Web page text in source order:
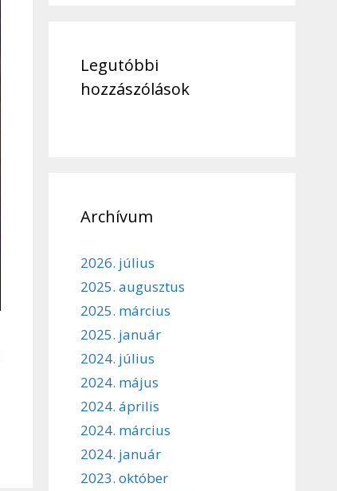
Legutóbbi
hozzászólások
Archívum
2026. július
2025. augusztus
2025. március
2025. január
2024. július
2024. május
2024. április
2024. március
2024. január
2023. október